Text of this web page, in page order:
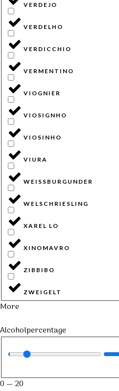
VERDEJO
VERDELHO
VERDICCHIO
VERMENTINO
VIOGNIER
VIOSIGNHO
VIOSINHO
VIURA
WEISSBURGUNDER
WELSCHRIESLING
XAREL LO
XINOMAVRO
ZIBBIBO
ZWEIGELT
More
Alcoholpercentage
0— 20